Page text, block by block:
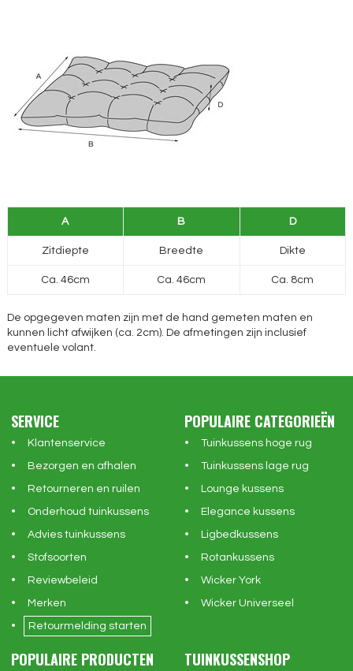
A B D
Zitdiepte Breedte Dikte
Ca. 46cm Ca. 46cm Ca. 8cm
De opgegeven maten zijn met de hand gemeten maten en
kunnen licht afwijken (ca. 2cm). De afmetingen zijn inclusief
eventuele volant.
SERVICE
Klantenservice
Bezorgen en afhalen
Retourneren en ruilen
Onderhoud tuinkussens
Advies tuinkussens
Stofsoorten
Reviewbeleid
Merken
Retourmelding starten
POPULAIRE CATEGORIEËN
Tuinkussens hoge rug
Tuinkussens lage rug
Lounge kussens
Elegance kussens
Ligbedkussens
Rotankussens
Wicker York
Wicker Universeel
POPULAIRE PRODUCTEN TUINKUSSENSHOP